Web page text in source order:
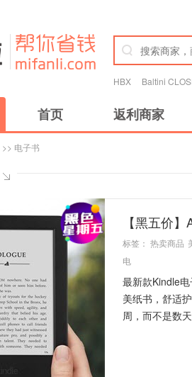
HBX Baltini
首页 返利商家
>> 电子书
【黑五价
标签： 热卖商品
电
最新款Kindle
美纸书，舒适
周，而不是数